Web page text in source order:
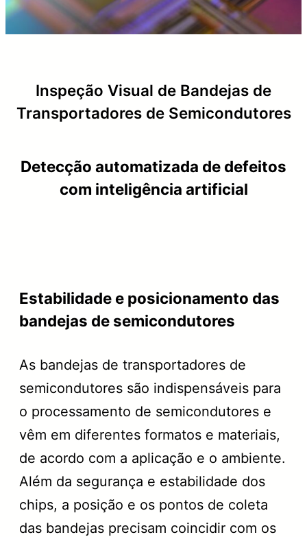
Inspeção Visual de Bandejas de
Transportadores de Semicondutores
Detecção automatizada de defeitos
com inteligência artificial
Estabilidade e posicionamento das
bandejas de semicondutores
As bandejas de transportadores de
semicondutores são indispensáveis para
o processamento de semicondutores e
vêm em diferentes formatos e materiais,
de acordo com a aplicação e o ambiente.
Além da segurança e estabilidade dos
chips, a posição e os pontos de coleta
das bandejas precisam coincidir com os